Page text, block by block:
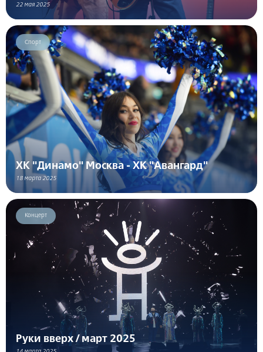
22 мая 2025
Спорт
ХК "Динамо" Москва - ХК "Авангард"
18 марта 2025
Концерт
Руки вверх / март 2025